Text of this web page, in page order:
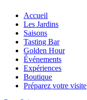
Accueil
Les Jardins
Saisons
Tasting Bar
Golden Hour
Événements
Expériences
Boutique
Préparez votre visite